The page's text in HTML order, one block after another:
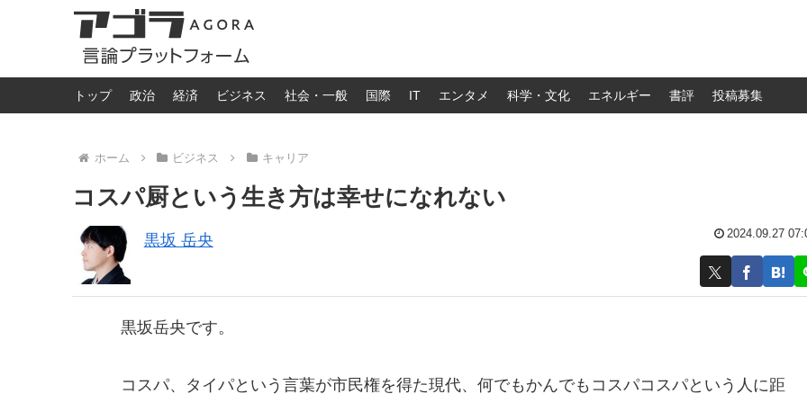
トップ 政治 経済 ビジネス 社会・一般 国際 IT エンタメ 科学・文化 エネルギー 書評 投稿募集
ホーム ビジネス キャリア
コスパ厨という生き方は幸せになれない
黒坂 岳央 2024.09.27
黒坂岳央です。
コスパ、タイパという言葉が市民権を得た現代、何でもかんでもコスパコスパという人に距